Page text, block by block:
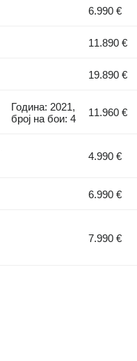
6.990 €
11.890 €
19.890 €
Година: 2021,
број на бои: 4
11.960 €
4.990 €
6.990 €
7.990 €